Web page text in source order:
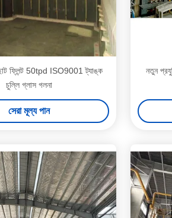
ফ্লিন্ট 50tpd ISO9001 ট্যাঙ্ক
চুল্লি গ্লাস গলনা
সেরা মূল্য পান
নতুন